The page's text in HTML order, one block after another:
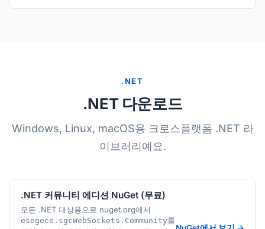
.NET
.NET 다운로드
Windows, Linux, macOS용 크로스플랫폼 .NET 라
이브러리예요.
.NET 커뮤니티 에디션 NuGet (무료)
모든 .NET 대상용으로 nuget.org에서
esegece.sgcWebSockets.Community를